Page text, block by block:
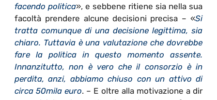
facendo politica», e sebbene ritiene sia nella sua
facoltà prendere alcune decisioni precisa – «Si
tratta comunque di una decisione legittima, sia
chiaro. Tuttavia è una valutazione che dovrebbe
fare la politica in questo momento assente.
Innanzitutto, non è vero che il consorzio è in
perdita, anzi, abbiamo chiuso con un attivo di
circa 50mila euro. – E oltre alla motivazione a dir